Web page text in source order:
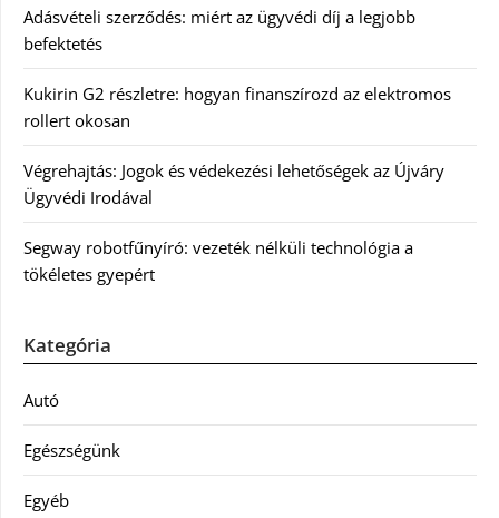
Adásvételi szerződés: miért az ügyvédi díj a legjobb
befektetés
Kukirin G2 részletre: hogyan finanszírozd az elektromos
rollert okosan
Végrehajtás: Jogok és védekezési lehetőségek az Újváry
Ügyvédi Irodával
Segway robotfűnyíró: vezeték nélküli technológia a
tökéletes gyepért
Kategória
Autó
Egészségünk
Egyéb